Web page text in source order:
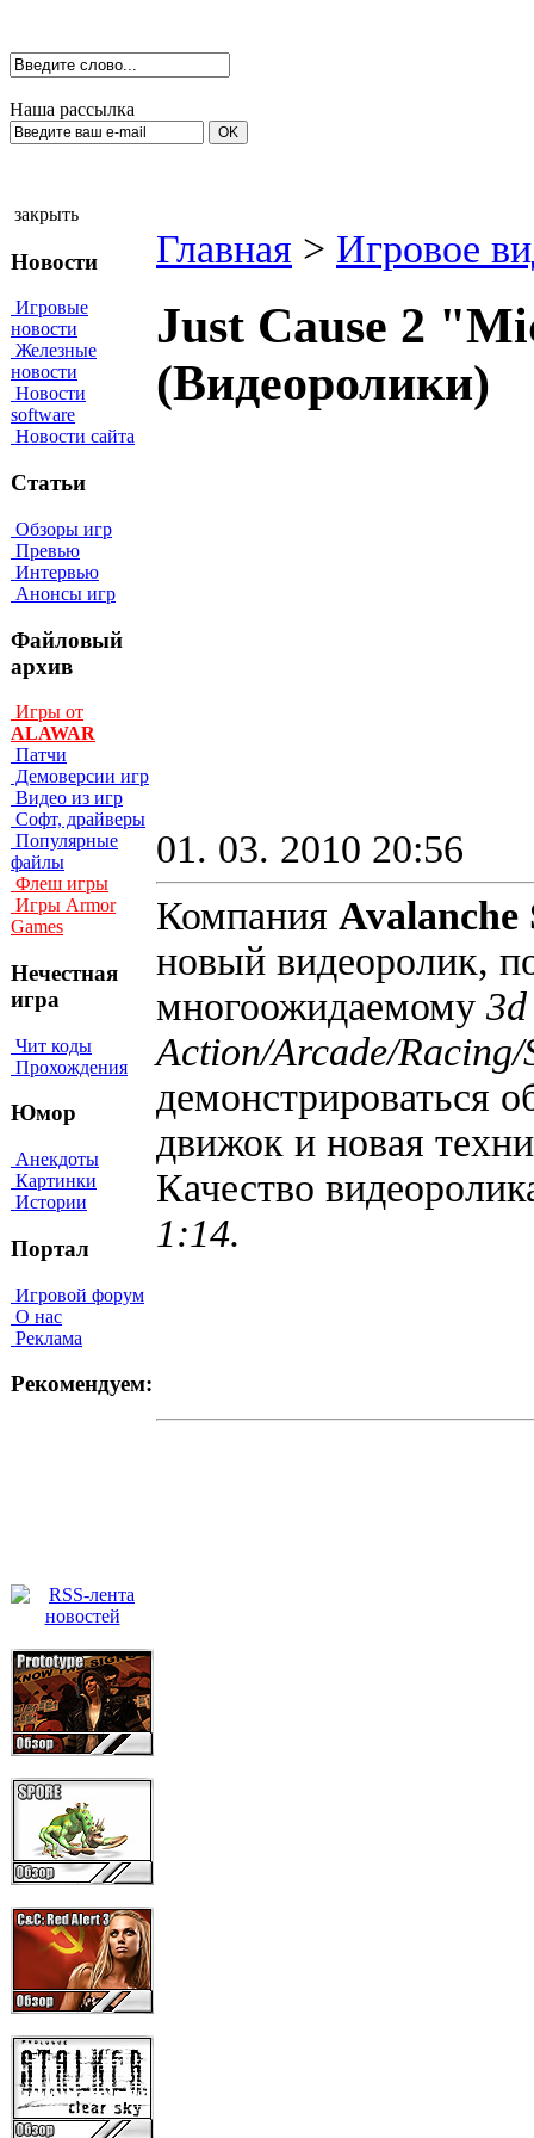
Наша рассылка
закрыть
Новости
Игровые
новости
Железные
новости
Новости
software
Новости сайта
Статьи
Обзоры игр
Превью
Интервью
Анонсы игр
Файловый
архив
Игры от
ALAWAR
Патчи
Демоверсии игр
Видео из игр
Софт, драйверы
Популярные
файлы
Флеш игры
Игры Armor
Games
Нечестная
игра
Чит коды
Прохождения
Юмор
Анекдоты
Картинки
Истории
Портал
Игровой форум
О нас
Реклама
Рекомендуем:
Главная > Игровое
Just Cause 2
(Видеоролики)
01. 03. 2010 20:56
Компания
новый видеоролик,
многоожидаемому 3d
Action/Arcade/
демонстрироваться
движок и новая
Качество
1:14.